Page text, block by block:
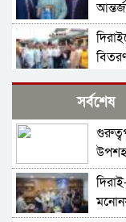
বন্ধ
সর্বশেষ